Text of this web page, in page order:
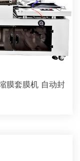
膜套膜机 自动封